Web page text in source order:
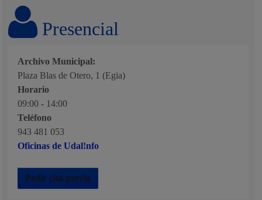
Presencial
Archivo Municipal:
Plaza Blas de Otero, 1 (Egia)
Horario
09:00 - 14:00
Teléfono
943 481 053
Oficinas de Udal!nfo
Pedir cita previa